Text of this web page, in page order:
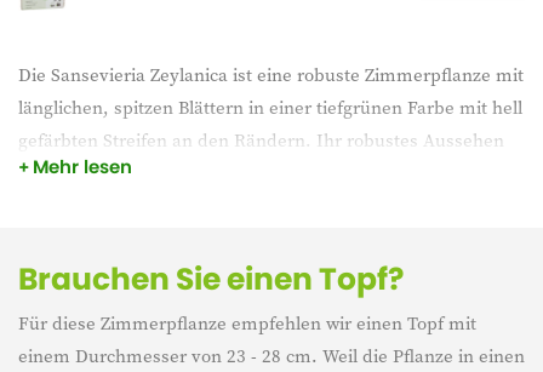
Die Sansevieria Zeylanica ist eine robuste Zimmerpflanze mit
länglichen, spitzen Blättern in einer tiefgrünen Farbe mit hell
gefärbten Streifen an den Rändern. Ihr robustes Aussehen
und ihre pflegeleichten Eigenschaften machen sie zu einer
Mehr lesen
Brauchen Sie einen Topf?
Für diese Zimmerpflanze empfehlen wir einen Topf mit
einem Durchmesser von 23 - 28 cm. Weil die Pflanze in einen